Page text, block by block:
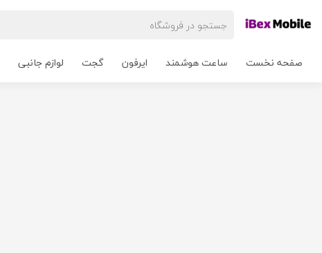
صفحه نخست ساعت هوشمند ایرفون گجت لوازم جانبی